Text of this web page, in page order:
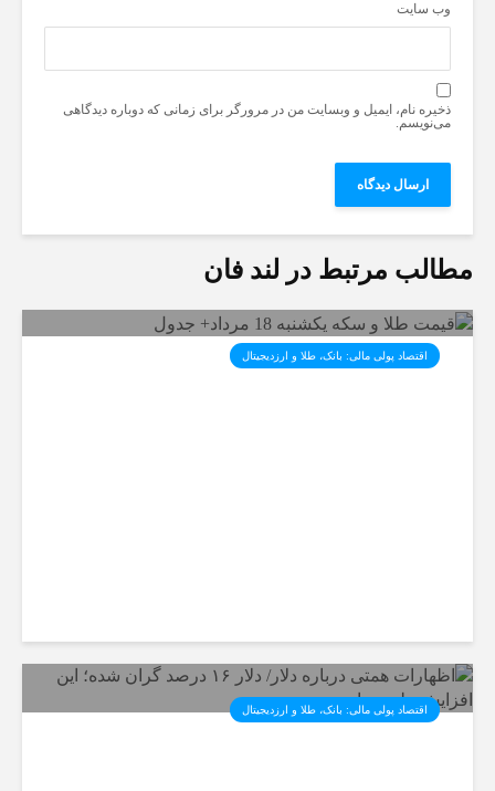
وب‌ سایت
ذخیره نام، ایمیل و وبسایت من در مرورگر برای زمانی که دوباره دیدگاهی
می‌نویسم.
مطالب مرتبط در لند فان
اقتصاد پولی مالی: بانک، طلا و ارزدیجیتال‌
اقتصاد پولی مالی: بانک، طلا و ارزدیجیتال‌